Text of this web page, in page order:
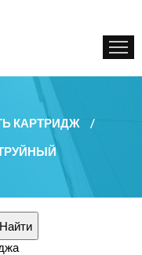
КУПИТЬ КАРТРИДЖ
ГОС. УЧРЕЖДЕНИЯМ
КОНТАКТЫ
КАРТРИДЖ
/